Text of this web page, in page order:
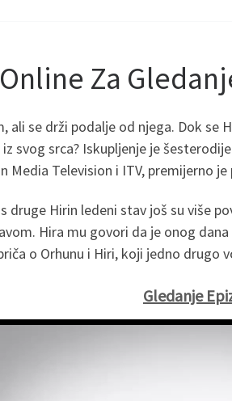
Za
ali se drži podalje od njega. Dok
svog srca? Iskupljenje je
Media Television i ITV, premijerno
druge Hirin ledeni stav još su više
Hira mu govori da je onog
o Orhunu i Hiri, koji jedno
Gledanje